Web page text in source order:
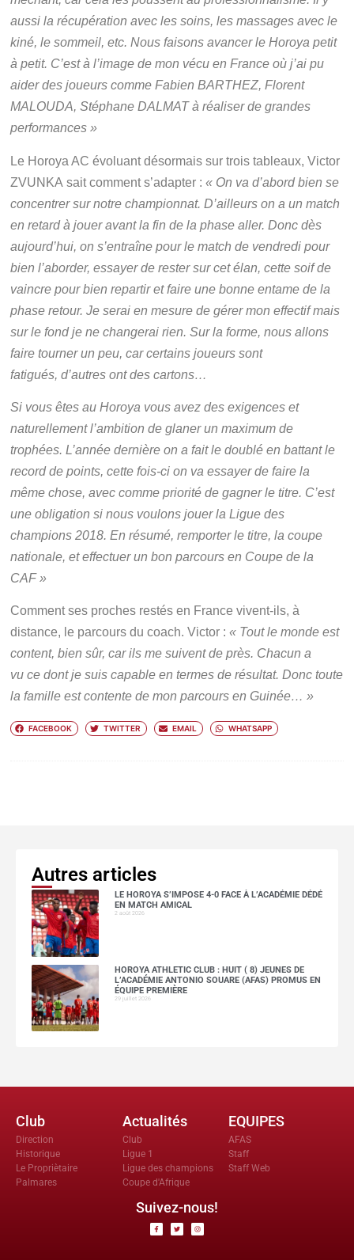
aussi la récupération avec les soins, les massages avec le
kiné, le sommeil, etc. Nous faisons avancer le Horoya petit
à petit. C’est à l’image de mon vécu en France où j’ai pu
aider des joueurs comme Fabien BARTHEZ, Florent
MALOUDA, Stéphane DALMAT à réaliser de grandes
performances »
Le Horoya AC évoluant désormais sur trois tableaux, Victor
ZVUNKA sait comment s’adapter :« On va d’abord bien se
concentrer sur notre championnat. D’ailleurs on a un match
en retard à jouer avant la fin de la phase aller. Donc dès
aujourd’hui, on s’entraîne pour le match de vendredi pour
bien l’aborder, essayer de rester sur cet élan, cette soif de
vaincre pour bien repartir et faire une bonne entame de la
phase retour. Je serai en mesure de gérer mon effectif mais
sur le fond je ne changerai rien. Sur la forme, nous allons
faire tourner un peu, car certains joueurs sont
fatigués, d’autres ont des cartons…
Si vous êtes au Horoya vous avez des exigences et
naturellement l’ambition de glaner un maximum de
trophées. L’année dernière on a fait le doublé en battant le
record de points, cette fois-ci on va essayer de faire la
même chose, avec comme priorité de gagner le titre. C’est
une obligation si nous voulons jouer la Ligue des
champions 2018. En résumé, remporter le titre, la coupe
nationale, et effectuer un bon parcours en Coupe de la
CAF »
Comment ses proches restés en France vivent-ils, à
distance, le parcours du coach. Victor :« Tout le monde est
content, bien sûr, car ils me suivent de près. Chacun a
vu ce dont je suis capable en termes de résultat. Donc toute
la famille est contente de mon parcours en Guinée… »
FACEBOOK TWITTER EMAIL WHATSAPP
Autres articles
LE HOROYA S’IMPOSE 4-0 FACE À L’ACADÉMIE DÉDÉ
EN MATCH AMICAL
2 août 2026
HOROYA ATHLETIC CLUB : HUIT ( 8) JEUNES DE
L’ACADÉMIE ANTONIO SOUARE (AFAS) PROMUS EN
ÉQUIPE PREMIÈRE
29 juillet 2026
Club
Direction
Historique
Le Propriètaire
Palmares
Actualités
Club
Ligue 1
Ligue des champions
Coupe d'Afrique
EQUIPES
AFAS
Staff
Staff Web
Suivez-nous!